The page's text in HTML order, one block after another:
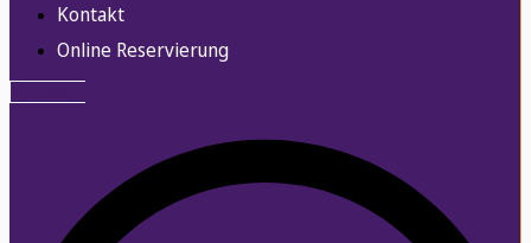
Kontakt
Online Reservierung